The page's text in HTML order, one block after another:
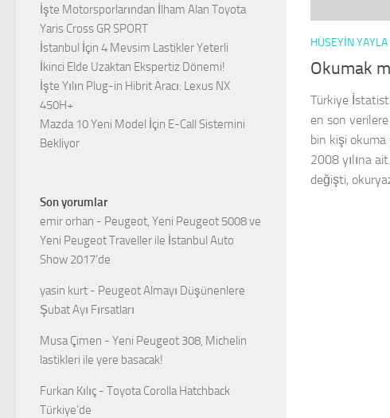
HÜSEYIN YAYLA
Okumak
Türkiye
en son
bin kişi
2008 yılına
değişti,
İşte Motorsporlarından İlham Alan Toyota
Yaris Cross GR SPORT
İstanbul İçin 4 Mevsim Lastikler Yeterli
İkinci Elde Uzaktan Ekspertiz Dönemi!
İşte Yılın Plug-in Hibrit Aracı: Lexus NX
450H+
Mazda 10 Yeni Model İçin E-Call Sistemini
Bekliyor
Son yorumlar
emir orhan - Peugeot, Yeni Peugeot 5008 ve
Yeni Peugeot Traveller ile İstanbul Auto
Show 2017’de
yasin kurt - Peugeot Almayı Düşünenlere
Şubat Ayı Fırsatları
Musa Çimen - Yeni Peugeot 308, Michelin
lastikleri ile yere basacak!
Furkan Kılıç - Toyota Corolla Hatchback
Türkiye’de